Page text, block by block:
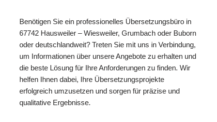
Benötigen Sie ein professionelles Übersetzungsbüro in
67742 Hausweiler – Wiesweiler, Grumbach oder Buborn
oder deutschlandweit? Treten Sie mit uns in Verbindung,
um Informationen über unsere Angebote zu erhalten und
die beste Lösung für Ihre Anforderungen zu finden. Wir
helfen Ihnen dabei, Ihre Übersetzungsprojekte
erfolgreich umzusetzen und sorgen für präzise und
qualitative Ergebnisse.